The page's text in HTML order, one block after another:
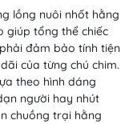
lồng nuôi nhốt hằng
giúp tổng thể chiếc
đảm bảo tính tiện
của từng chú chim.
theo hình dáng
người hay nhút
chuồng trại hằng